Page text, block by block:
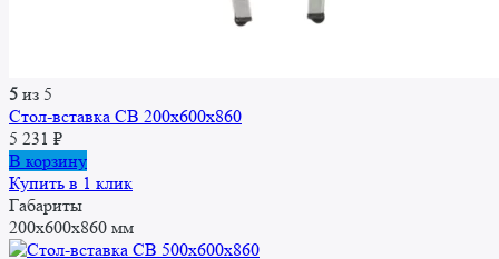
5 из 5
Стол-вставка CВ 200x600x860
5 231 ₽
В корзину
Купить в 1 клик
Габариты
200x600x860 мм